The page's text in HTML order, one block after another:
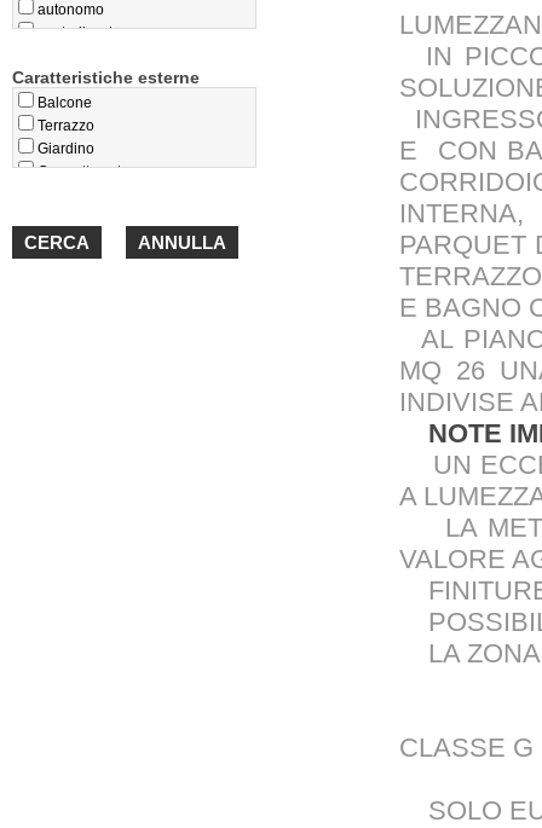
autonomo
centralizzato
teleriscaldamento
termoconvettori
Caratteristiche esterne
Balcone
Terrazzo
Giardino
Cappotto esterno
IN
E CON
PARQUET
E BAGNO
AL
MQ 26
INDIVISE
NOTE
UN
A
LA
VALORE
LA ZONA
CLASSE G
SOLO